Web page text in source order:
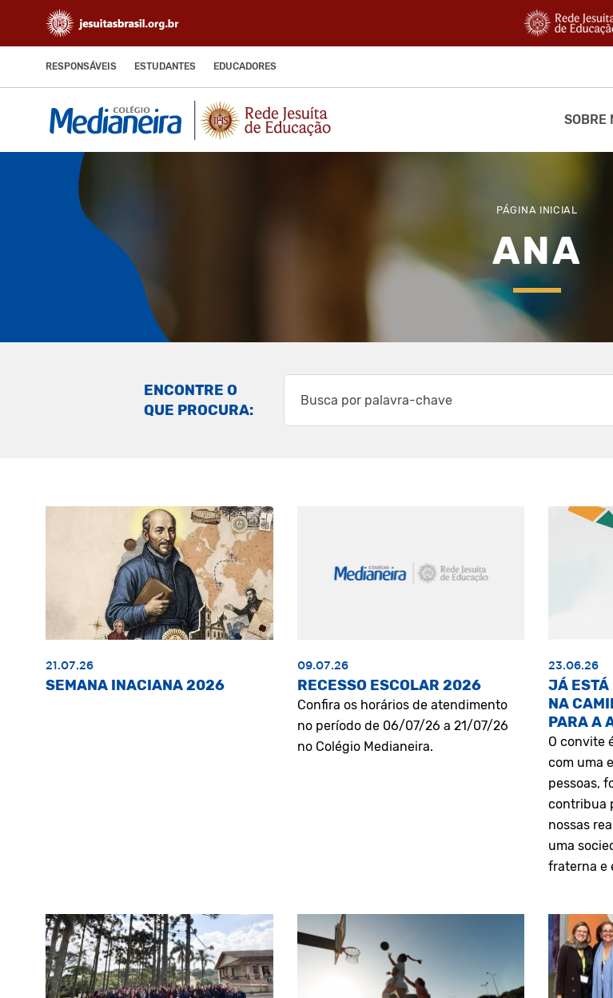
RESPONSÁVEIS ESTUDANTES EDUCADORES
SOBRE
PÁGINA INICIAL
ANA
ENCONTRE O
QUE PROCURA:
21.07.26
SEMANA INACIANA 2026
09.07.26
RECESSO ESCOLAR 2026
Confira os horários de atendimento
no período de 06/07/26 a 21/07/26
no Colégio Medianeira.
23.06.26
JÁ ESTÁ
NA
PARA A
O convite
com uma
pessoas,
contribua
nossas
uma
fraterna e